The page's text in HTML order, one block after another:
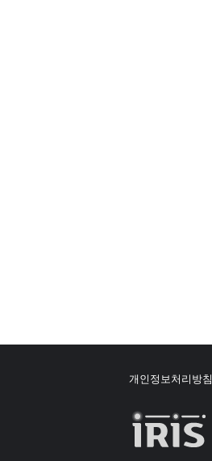
개인정보처리방침